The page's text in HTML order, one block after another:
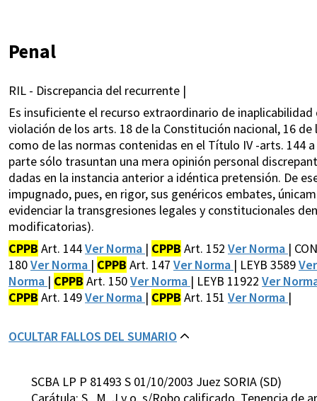
Penal
RIL - Discrepancia del recurrente |
Es insuficiente el recurso extraordinario de
violación de los arts. 18 de la Constitución nacional, 16 de
como de las normas contenidas en el Título IV -arts. 144
parte sólo trasuntan una mera opinión personal
dadas en la instancia anterior a idéntica pretensión. De
impugnado, pues, en rigor, sus genéricos embates,
evidenciar la transgresiones legales y constitucionales
modificatorias).
CPPB Art. 144Ver Norma | CPPB Art. 152 Ver Norma |
180Ver Norma | CPPB Art. 147 Ver Norma | LEYB 3589
Norma | CPPB Art. 150Ver Norma | LEYB 11922 Ver
CPPB Art. 149Ver Norma | CPPB Art. 151 Ver Norma |
OCULTAR FALLOS DEL SUMARIO
SCBA LP P 81493 S 01/10/2003 Juez SORIA (SD)